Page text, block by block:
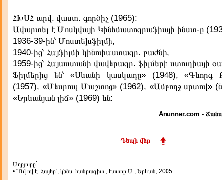
ՀԽՍՀ արվ. վաստ. գործիչ (1965):
Ավարտել է Մոսկվայի Կինեմատոգրաֆիայի ինստ-ը
1936-39-ին՝ Մոստեխֆիլմի,
1940-ից՝ Հայֆիլմի կինոփաստագր. բաժնի,
1959-ից՝ Հայաստանի վավերագր. ֆիլմերի ստուդիայի
Ֆիլմերից են՝ «Սևանի կասկադը» (1948), «Գևորգ
(1957), «Մեսրոպ Մաշտոց» (1962), «Ամբողջ սրտով»
«Երևանյան լիճ» (1969) ևն:
Anunner.com -
Դեպի վեր
Աղբյուրը`
• "Ով ով է. Հայեր", կենս. հանրագիտ., հատոր Ա., Երևան, 2005: